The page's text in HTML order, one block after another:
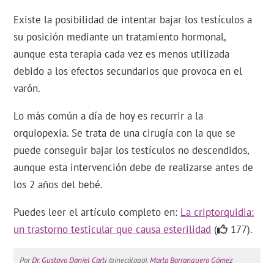
Existe la posibilidad de intentar bajar los testículos a
su posición mediante un tratamiento hormonal,
aunque esta terapia cada vez es menos utilizada
debido a los efectos secundarios que provoca en el
varón.
Lo más común a día de hoy es recurrir a la
orquiopexia. Se trata de una cirugía con la que se
puede conseguir bajar los testículos no descendidos,
aunque esta intervención debe de realizarse antes de
los 2 años del bebé.
Puedes leer el artículo completo en: La criptorquidia:
un trastorno testicular que causa esterilidad ( 177).
PorDr. Gustavo Daniel Carti(ginecólogo),Marta Barranquero Gómez